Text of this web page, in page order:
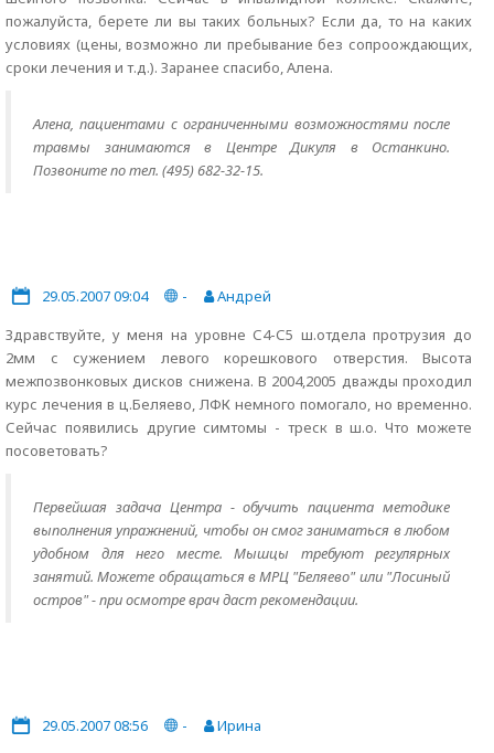
пожалуйста, берете ли вы таких больных? Если да, то на каких
условиях (цены, возможно ли пребывание без сопроождающих,
сроки лечения и т.д.). Заранее спасибо, Алена.
Алена, пациентами с ограниченными возможностями после
травмы занимаются в Центре Дикуля в Останкино.
Позвоните по тел. (495) 682-32-15.
29.05.2007 09:04 -
Андрей
Здравствуйте, у меня на уровне С4-С5 ш.отдела протрузия до
2мм с сужением левого корешкового отверстия. Высота
межпозвонковых дисков снижена. В 2004,2005 дважды проходил
курс лечения в ц.Беляево, ЛФК немного помогало, но временно.
Сейчас появились другие симтомы - треск в ш.о. Что можете
посоветовать?
Первейшая задача Центра - обучить пациента методике
выполнения упражнений, чтобы он смог заниматься в любом
удобном для него месте. Мышцы требуют регулярных
занятий. Можете обращаться в МРЦ "Беляево" или "Лосиный
остров" - при осмотре врач даст рекомендации.
29.05.2007 08:56 -
Ирина